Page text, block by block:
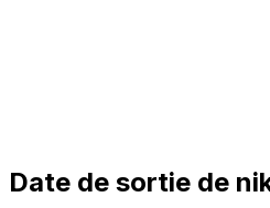
Date de sortie de